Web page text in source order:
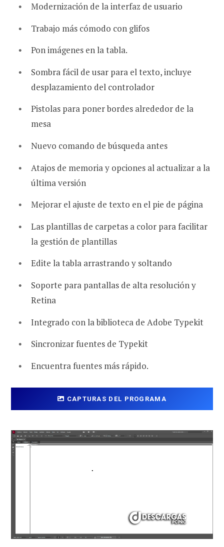
Modernización de la interfaz de usuario
Trabajo más cómodo con glifos
Pon imágenes en la tabla.
Sombra fácil de usar para el texto, incluye
desplazamiento del controlador
Pistolas para poner bordes alrededor de la
mesa
Nuevo comando de búsqueda antes
Atajos de memoria y opciones al actualizar a la
última versión
Mejorar el ajuste de texto en el pie de página
Las plantillas de carpetas a color para facilitar
la gestión de plantillas
Edite la tabla arrastrando y soltando
Soporte para pantallas de alta resolución y
Retina
Integrado con la biblioteca de Adobe Typekit
Sincronizar fuentes de Typekit
Encuentra fuentes más rápido.
CAPTURAS DEL PROGRAMA